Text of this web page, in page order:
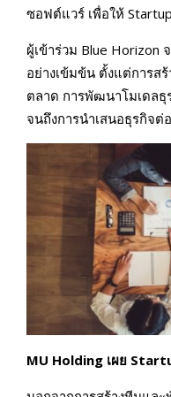
ซอฟต์แวร์ เพื่อให้
ผู้เข้าร่วม Blue Horizon
อย่างเข้มข้น ตั้งแต่การส
ตลาด การพัฒนาโมเดล
จนถึงการนำเสนอธุรกิจ
MU Holding เผย